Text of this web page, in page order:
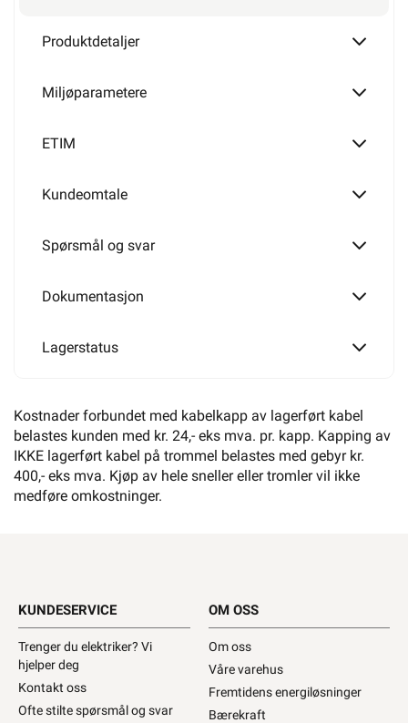
Produktdetaljer
Miljøparametere
ETIM
Kundeomtale
Spørsmål og svar
Dokumentasjon
Lagerstatus
Kostnader forbundet med kabelkapp av lagerført kabel
belastes kunden med kr. 24,- eks mva. pr. kapp. Kapping av
IKKE lagerført kabel på trommel belastes med gebyr kr.
400,- eks mva. Kjøp av hele sneller eller tromler vil ikke
medføre omkostninger.
KUNDESERVICE
Trenger du elektriker? Vi
hjelper deg
Kontakt oss
Ofte stilte spørsmål og svar
OM OSS
Om oss
Våre varehus
Fremtidens energiløsninger
Bærekraft